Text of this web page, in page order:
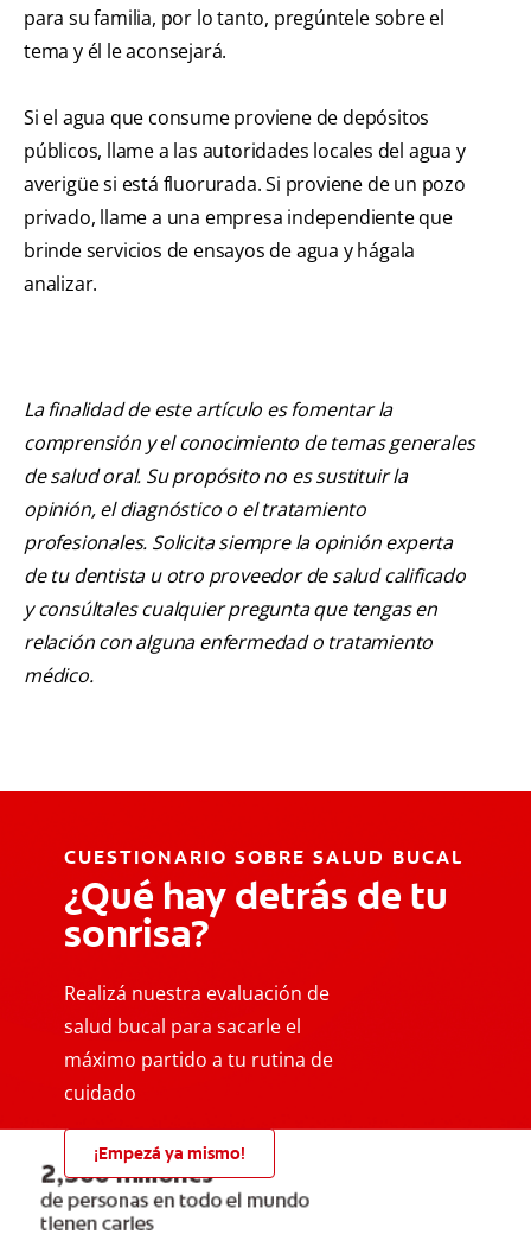
para su familia, por lo tanto, pregúntele sobre el
tema y él le aconsejará.
Si el agua que consume proviene de depósitos
públicos, llame a las autoridades locales del agua y
averigüe si está fluorurada. Si proviene de un pozo
privado, llame a una empresa independiente que
brinde servicios de ensayos de agua y hágala
analizar.
La finalidad de este artículo es fomentar la
comprensión y el conocimiento de temas generales
de salud oral. Su propósito no es sustituir la
opinión, el diagnóstico o el tratamiento
profesionales. Solicita siempre la opinión experta
de tu dentista u otro proveedor de salud calificado
y consúltales cualquier pregunta que tengas en
relación con alguna enfermedad o tratamiento
médico.
CUESTIONARIO SOBRE SALUD BUCAL
¿Qué hay detrás de tu
sonrisa?
Realizá nuestra evaluación de
salud bucal para sacarle el
máximo partido a tu rutina de
cuidado
¡Empezá ya mismo!